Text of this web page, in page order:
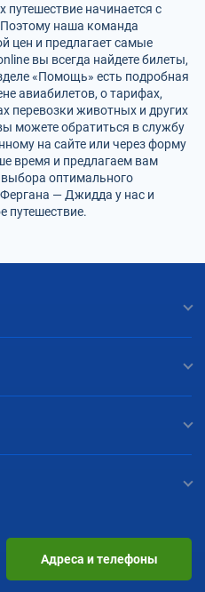
начинается с
наша команда
цен и предлагает самые
вы всегда найдете билеты,
«Помощь» есть подробная
авиабилетов, о тарифах,
перевозки животных и других
можете обратиться в службу
на сайте или через форму
время и предлагаем вам
оптимального
— Джидда у нас и
путешествие.
Адреса и телефоны